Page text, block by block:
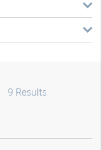
9 Results